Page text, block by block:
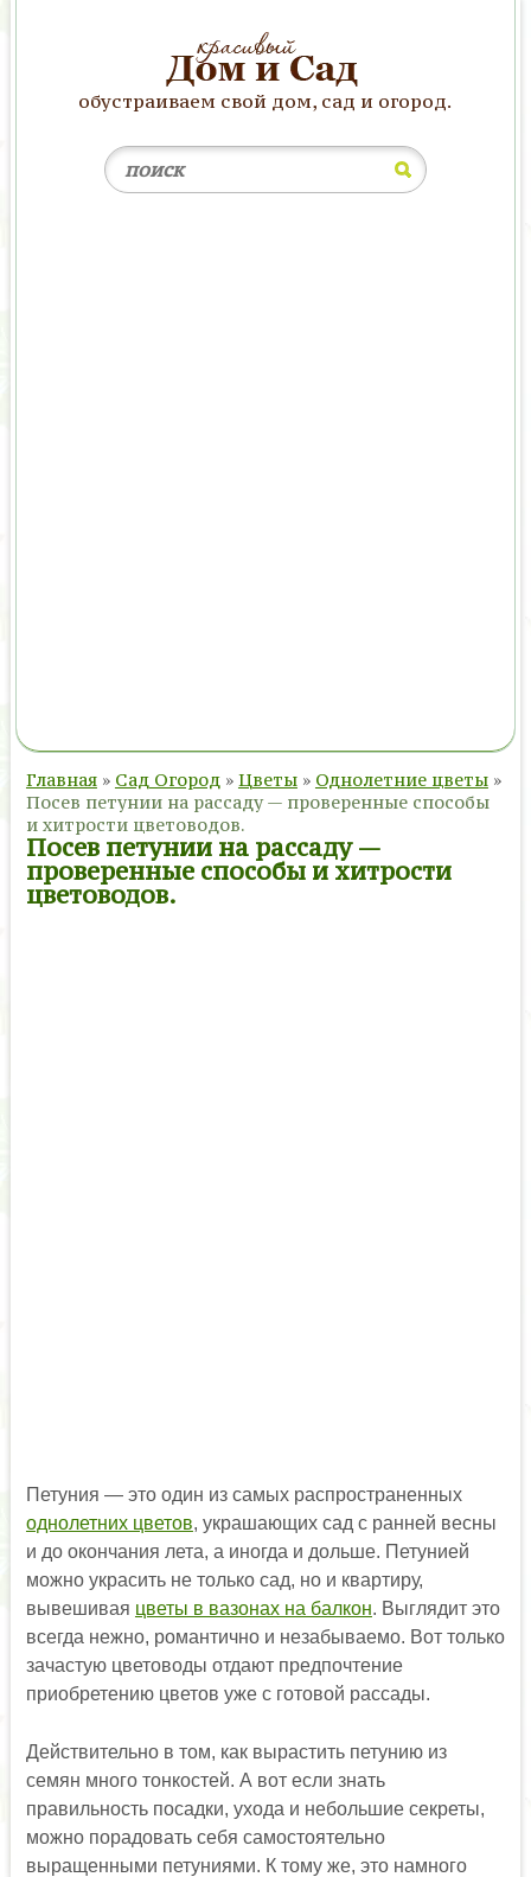
обустраиваем свой дом, сад и огород.
Главная » Сад Огород » Цветы » Однолетние цветы »
Посев петунии на рассаду — проверенные способы
и хитрости цветоводов.
Посев петунии на рассаду —
проверенные способы и хитрости
цветоводов.
Петуния — это один из самых распространенных
однолетних цветов, украшающих сад с ранней весны
и до окончания лета, а иногда и дольше. Петунией
можно украсить не только сад, но и квартиру,
вывешивая цветы в вазонах на балкон. Выглядит это
всегда нежно, романтично и незабываемо. Вот только
зачастую цветоводы отдают предпочтение
приобретению цветов уже с готовой рассады.
Действительно в том, как вырастить петунию из
семян много тонкостей. А вот если знать
правильность посадки, ухода и небольшие секреты,
можно порадовать себя самостоятельно
выращенными петуниями. К тому же, это намного